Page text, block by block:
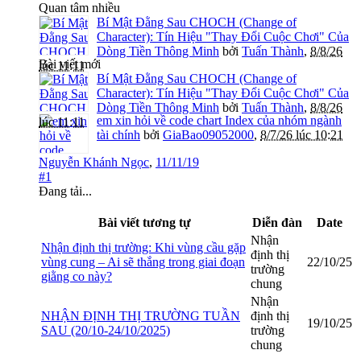
Quan tâm nhiều
Bí Mật Đằng Sau CHOCH (Change of
Character): Tín Hiệu "Thay Đổi Cuộc Chơi" Của
Dòng Tiền Thông Minh bởi Tuấn Thành, 8/8/26
lúc 11:11
Bài viết mới
Bí Mật Đằng Sau CHOCH (Change of
Character): Tín Hiệu "Thay Đổi Cuộc Chơi" Của
Dòng Tiền Thông Minh bởi Tuấn Thành, 8/8/26
lúc 11:11
em xin hỏi về code chart Index của nhóm ngành
tài chính bởi GiaBao09052000, 8/7/26 lúc 10:21
Nguyễn Khánh Ngọc, 11/11/19
#1
Đang tải...
Bài viết tương tự Diễn đàn
Date
Nhận định thị trường: Khi vùng cầu gặp
vùng cung – Ai sẽ thắng trong giai đoạn
giằng co này?
Nhận
định thị
trường
chung
22/10/25
NHẬN ĐỊNH THỊ TRƯỜNG TUẦN
SAU (20/10-24/10/2025)
Nhận
định thị
trường
chung
19/10/25